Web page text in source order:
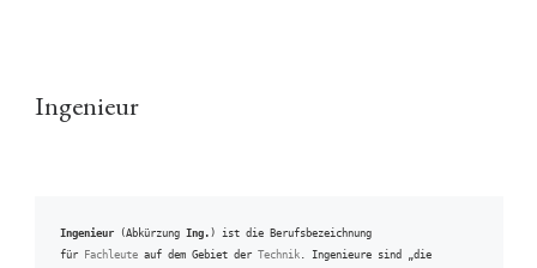
Ingenieur
Ingenieur (Abkürzung Ing. ) ist die Berufsbezeichnung
für
Fachleute auf dem Gebiet der Technik . Ingenieure sind „die